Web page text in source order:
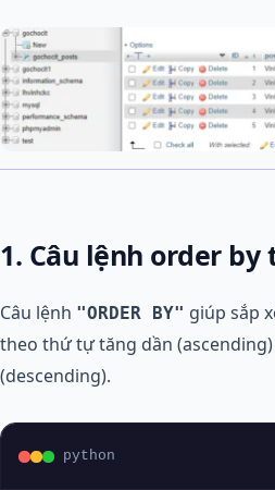
1. Câu lệnh order by
Câu lệnh "ORDER BY" giúp sắp
theo thứ tự tăng dần
(descending).
python